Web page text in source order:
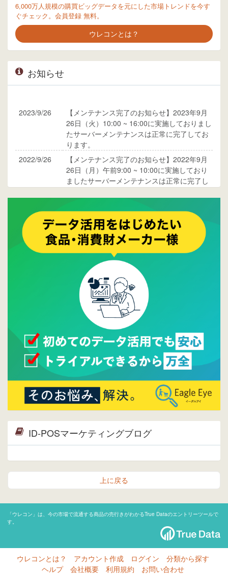
6,000万人規模の購買ビッグデータを元にした市場トレンドを今す
ぐチェック。会員登録 無料。
ウレコンとは？
お知らせ
2023/9/26
【メンテナンス完了のお知らせ】2023年9月
26日（火）10:00 ~ 16:00に実施しておりまし
たサーバーメンテナンスは正常に完了してお
ります。
2022/9/26
【メンテナンス完了のお知らせ】2022年9月
26日（月）午前9:00 ~ 10:00に実施しており
ましたサーバーメンテナンスは正常に完了し
ご覧ください。
2015/10/19
ウレコンのサイト機能を大幅バージョンアッ
プ。詳細はこちら。⇒告知ページへ
2015/09/28
ウレコンが機能拡充し、サイトリニューアル
しました。⇒
ウレコンFacebook
Facebookページを開設しました。詳細は
ら。
ウレコンサイトリリースしました。
ID-POSマーケティングブログ
上に戻る
「ウレコン」は、今の市場で流通する商品の売行きがわかるTrue Dataのエントリーツールで
す。
ウレコンとは？ アカウント作成 ログイン
分類から探す
ヘルプ
会社概要 利用規約 お問い合わせ